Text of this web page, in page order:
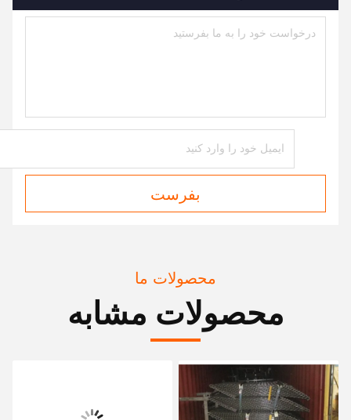
بفرست
محصولات ما
محصولات مشابه